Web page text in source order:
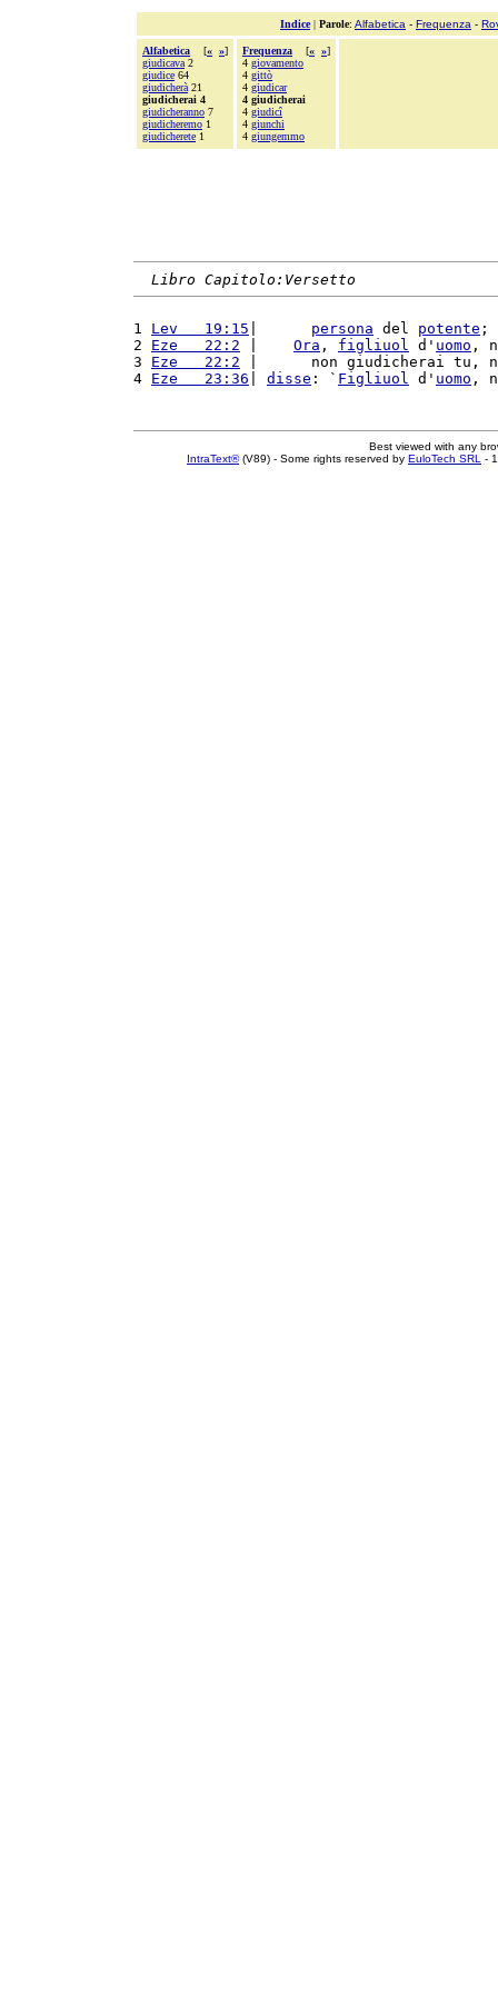
Indice| Parole: Alfabetica - Frequenza -
Alfabetica [« »]
giudicava 2
giudice 64
giudicherà 21
giudicherai 4
giudicheranno 7
giudicheremo 1
giudicherete 1
Frequenza [« »]
4 giovamento
4 gittò
4 giudicar
4 giudicherai
4 giudicî
4 giunchi
4 giungemmo
Libro Capitolo:Versetto
1 Lev   19:15 persona del potente ;
2 Eze   22:2 Ora , figliuol d' uomo ,
3 Eze   22:2 |      non giudicherai tu,
4 Eze   23:36 disse : ` Figliuol d' uomo ,
Best viewed with any
IntraText®(V89) - Some rights reserved by EuloTech SRL -